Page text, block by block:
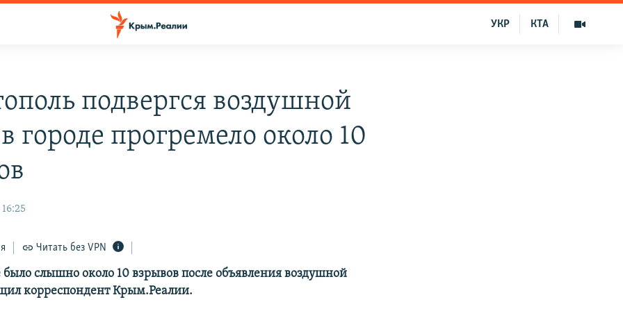
КТА
УКР
подвергся воздушной
городе прогремело около 10
Читать без VPN
было слышно около 10 взрывов после объявления воздушной
корреспондент Крым.Реалии.